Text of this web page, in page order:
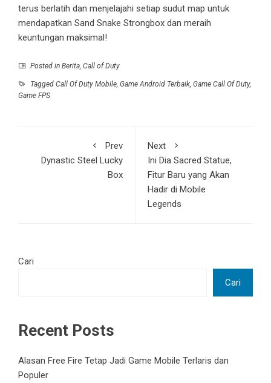
terus berlatih dan menjelajahi setiap sudut map untuk
mendapatkan Sand Snake Strongbox dan meraih
keuntungan maksimal!
Posted in Berita Call of Duty
Tagged Call Of Duty Mobile Game Android Terbaik Game Call Of Duty,
Game FPS
Prev
Dynastic Steel Lucky
Box
Next
Ini Dia Sacred Statue,
Fitur Baru yang Akan
Hadir di Mobile
Legends
Cari
Cari
Recent Posts
Alasan Free Fire Tetap Jadi Game Mobile Terlaris dan
Populer